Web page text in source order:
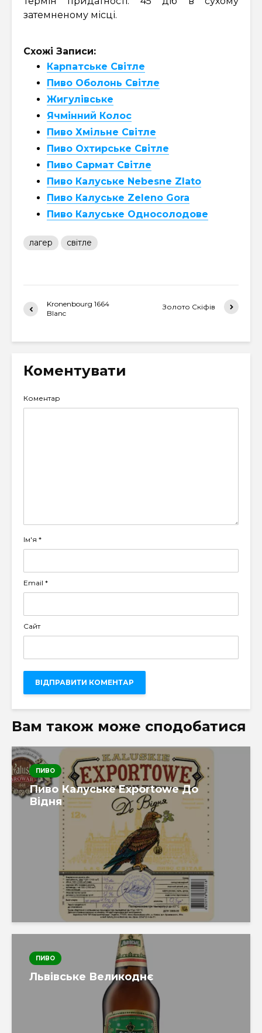
затемненому місці.
Схожі Записи:
Карпатське Світле
Пиво Оболонь Світле
Жигулівське
Ячмінний Колос
Пиво Хмільне Світле
Пиво Охтирське Світле
Пиво Сармат Світле
Пиво Калуське Nebesne Zlato
Пиво Калуське Zeleno Gora
Пиво Калуське Односолодове
лагер світле
Kronenbourg 1664
Blanc
Золото Скіфів
Коментувати
Коментар
Ім'я *
Email *
Сайт
Вам також може сподобатися
ПИВО
Пиво Калуське Exportowe До
Відня
ПИВО
Львівське Великоднє